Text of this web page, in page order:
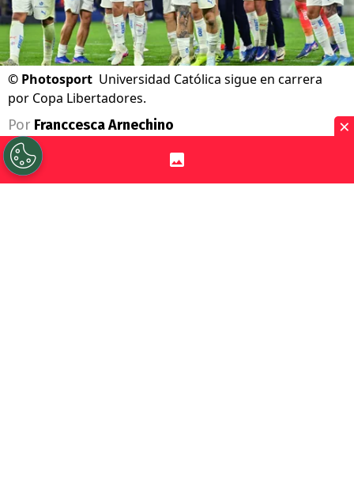
© Photosport Universidad Católica sigue en carrera
por Copa Libertadores.
Por Franccesca Arnechino ×